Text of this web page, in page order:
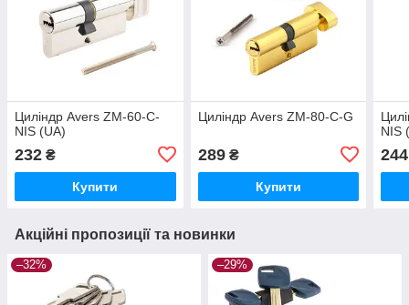
Циліндр Avers ZM-60-C-
NIS (UA)
232 ₴
Купити
Циліндр Avers ZM-80-C-G
289₴
Купити
NIS
244
Акційні пропозиції та новинки
–32% –29%